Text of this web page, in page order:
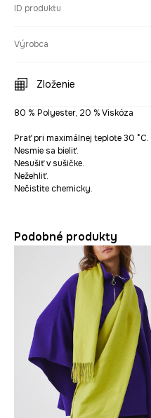
ID produktu
Výrobca
Zloženie
80 % Polyester, 20 % Viskóza
Prať pri maximálnej teplote 30
Nesmie sa bieliť.
Nesušiť v sušičke.
Nežehliť.
Nečistite chemicky.
Podobné produkty